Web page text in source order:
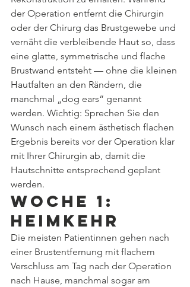
der Operation entfernt die Chirurgin
oder der Chirurg das Brustgewebe und
vernäht die verbleibende Haut so, dass
eine glatte, symmetrische und flache
Brustwand entsteht — ohne die kleinen
Hautfalten an den Rändern, die
manchmal „dog ears“ genannt
werden. Wichtig: Sprechen Sie den
Wunsch nach einem ästhetisch flachen
Ergebnis bereits vor der Operation klar
mit Ihrer Chirurgin ab, damit die
Hautschnitte entsprechend geplant
werden.
Woche 1:
Heimkehr
Die meisten Patientinnen gehen nach
einer Brustentfernung mit flachem
Verschluss am Tag nach der Operation
nach Hause, manchmal sogar am